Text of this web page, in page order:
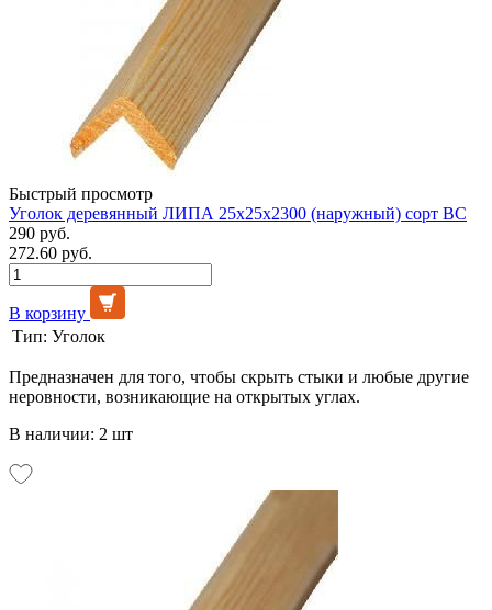
Быстрый просмотр
Уголок деревянный ЛИПА 25х25х2300 (наружный) сорт ВС
290 руб.
272.60 руб.
В корзину
Тип: Уголок
Предназначен для того, чтобы скрыть стыки и любые другие
неровности, возникающие на открытых углах.
В наличии: 2 шт